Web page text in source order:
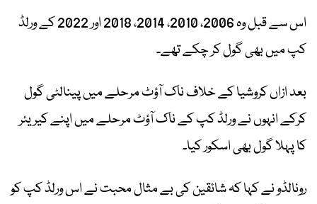
اس سے قبل وہ 2006، 2010، 2014، 2018 اور 2022 کے ورلڈ
کپ میں بھی گول کر چکے تھے۔
بعد ازاں کروشیا کے خلاف ناک آؤٹ مرحلے میں پینالٹی گول
کرکے انہوں نے ورلڈ کپ کے ناک آؤٹ مرحلے میں اپنے کیریئر
کا پہلا گول بھی اسکور کیا۔
رونالڈو نے کہا کہ شائقین کی بے مثال محبت نے اس ورلڈ کپ کو